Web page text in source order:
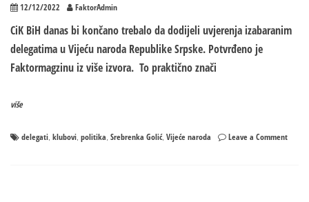
12/12/2022 FaktorAdmin
CiK BiH danas bi končano trebalo da dodijeli uvjerenja izabaranim
delegatima u Vijeću naroda Republike Srpske. Potvrđeno je
Faktormagzinu iz više izvora. To praktično znači
više
delegati, klubovi, politika, Srebrenka Golić, Vijeće naroda Leave a Commenton